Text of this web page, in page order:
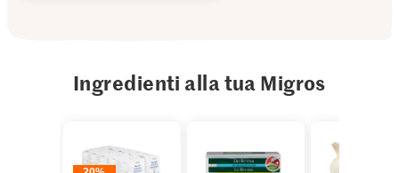
Ingredienti alla tua Migros